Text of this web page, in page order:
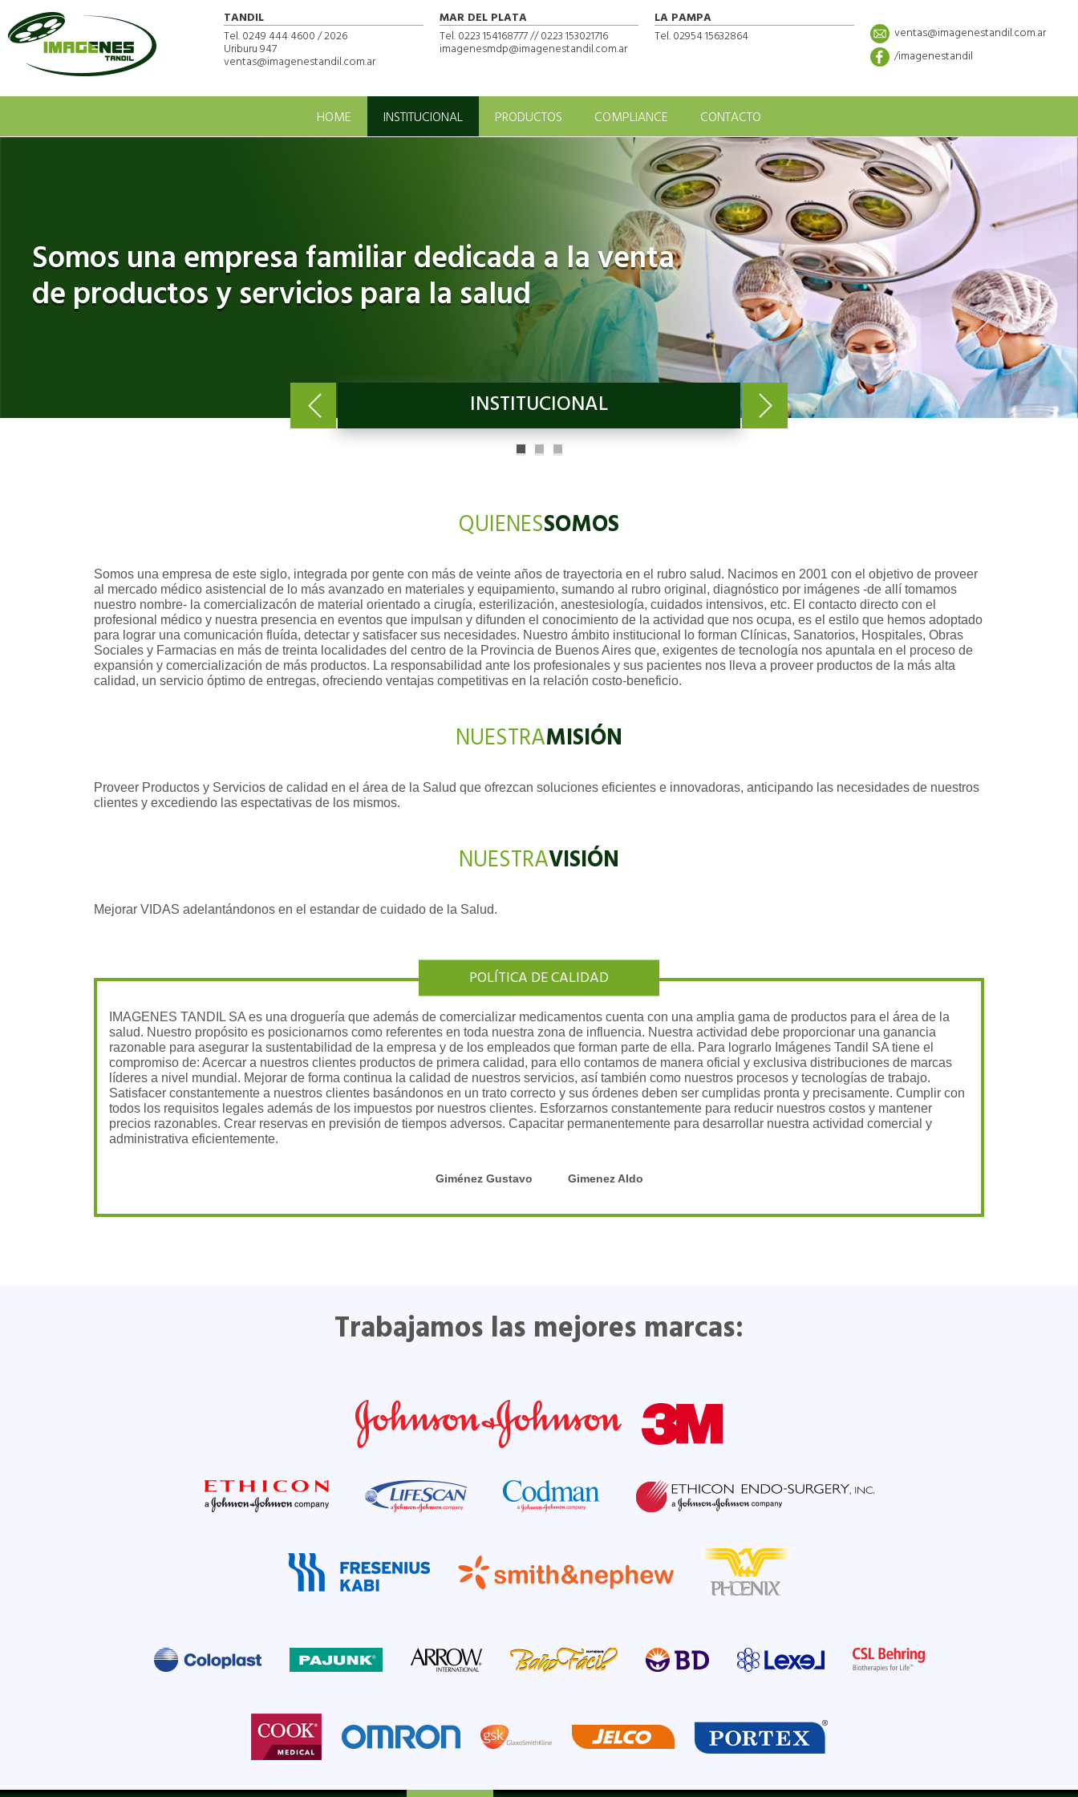
TANDIL
Tel. 0249 444 4600 / 2026
Uriburu 947
ventas@imagenestandil.com.ar
MAR DEL PLATA
Tel. 0223 154168777 // 0223 153021716
imagenesmdp@imagenestandil.com.ar
LA PAMPA
Tel. 02954 15632864
ventas@imagenestandil.com.ar
/imagenestandil
HOME INSTITUCIONAL PRODUCTOS COMPLIANCE CONTACTO
Somos una empresa familiar dedicada a la venta
de productos y servicios para la salud
INSTITUCIONAL
QUIENESSOMOS
Somos una empresa de este siglo, integrada por gente con más de veinte años de trayectoria en el rubro salud. Nacimos en 2001 con el objetivo de proveer
al mercado médico asistencial de lo más avanzado en materiales y equipamiento, sumando al rubro original, diagnóstico por imágenes -de allí tomamos
nuestro nombre- la comercializacón de material orientado a cirugía, esterilización, anestesiología, cuidados intensivos, etc. El contacto directo con el
profesional médico y nuestra presencia en eventos que impulsan y difunden el conocimiento de la actividad que nos ocupa, es el estilo que hemos adoptado
para lograr una comunicación fluída, detectar y satisfacer sus necesidades. Nuestro ámbito institucional lo forman Clínicas, Sanatorios, Hospitales, Obras
Sociales y Farmacias en más de treinta localidades del centro de la Provincia de Buenos Aires que, exigentes de tecnología nos apuntala en el proceso de
expansión y comercialización de más productos. La responsabilidad ante los profesionales y sus pacientes nos lleva a proveer productos de la más alta
calidad, un servicio óptimo de entregas, ofreciendo ventajas competitivas en la relación costo-beneficio.
NUESTRAMISIÓN
Proveer Productos y Servicios de calidad en el área de la Salud que ofrezcan soluciones eficientes e innovadoras, anticipando las necesidades de nuestros
clientes y excediendo las espectativas de los mismos.
NUESTRAVISIÓN
Mejorar VIDAS adelantándonos en el estandar de cuidado de la Salud.
POLÍTICA DE CALIDAD
IMAGENES TANDIL SA es una droguería que además de comercializar medicamentos cuenta con una amplia gama de productos para el área de la
salud. Nuestro propósito es posicionarnos como referentes en toda nuestra zona de influencia. Nuestra actividad debe proporcionar una ganancia
razonable para asegurar la sustentabilidad de la empresa y de los empleados que forman parte de ella. Para lograrlo Imágenes Tandil SA tiene el
compromiso de: Acercar a nuestros clientes productos de primera calidad, para ello contamos de manera oficial y exclusiva distribuciones de marcas
líderes a nivel mundial. Mejorar de forma continua la calidad de nuestros servicios, así también como nuestros procesos y tecnologías de trabajo.
Satisfacer constantemente a nuestros clientes basándonos en un trato correcto y sus órdenes deben ser cumplidas pronta y precisamente. Cumplir con
todos los requisitos legales además de los impuestos por nuestros clientes. Esforzarnos constantemente para reducir nuestros costos y mantener
precios razonables. Crear reservas en previsión de tiempos adversos. Capacitar permanentemente para desarrollar nuestra actividad comercial y
administrativa eficientemente.
Giménez Gustavo Gimenez Aldo
Trabajamos las mejores marcas: